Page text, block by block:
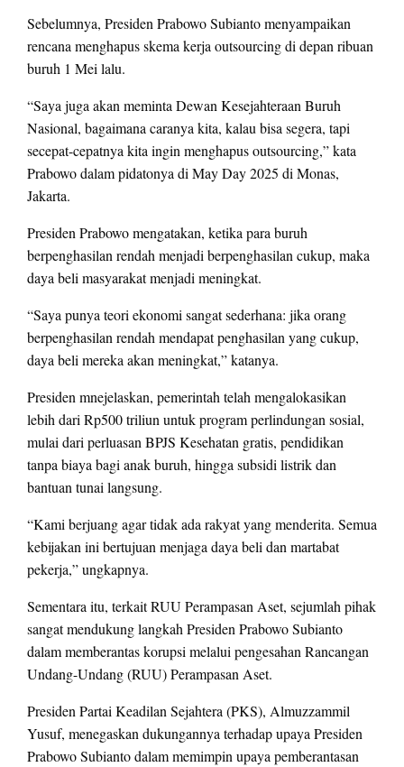
Sebelumnya, Presiden Prabowo Subianto menyampaikan
rencana menghapus skema kerja outsourcing di depan ribuan
buruh 1 Mei lalu.
“Saya juga akan meminta Dewan Kesejahteraan Buruh
Nasional, bagaimana caranya kita, kalau bisa segera, tapi
secepat-cepatnya kita ingin menghapus outsourcing,” kata
Prabowo dalam pidatonya di May Day 2025 di Monas,
Jakarta.
Presiden Prabowo mengatakan, ketika para buruh
berpenghasilan rendah menjadi berpenghasilan cukup, maka
daya beli masyarakat menjadi meningkat.
“Saya punya teori ekonomi sangat sederhana: jika orang
berpenghasilan rendah mendapat penghasilan yang cukup,
daya beli mereka akan meningkat,” katanya.
Presiden mnejelaskan, pemerintah telah mengalokasikan
lebih dari Rp500 triliun untuk program perlindungan sosial,
mulai dari perluasan BPJS Kesehatan gratis, pendidikan
tanpa biaya bagi anak buruh, hingga subsidi listrik dan
bantuan tunai langsung.
“Kami berjuang agar tidak ada rakyat yang menderita. Semua
kebijakan ini bertujuan menjaga daya beli dan martabat
pekerja,” ungkapnya.
Sementara itu, terkait RUU Perampasan Aset, sejumlah pihak
sangat mendukung langkah Presiden Prabowo Subianto
dalam memberantas korupsi melalui pengesahan Rancangan
Undang-Undang (RUU) Perampasan Aset.
Presiden Partai Keadilan Sejahtera (PKS), Almuzzammil
Yusuf, menegaskan dukungannya terhadap upaya Presiden
Prabowo Subianto dalam memimpin upaya pemberantasan